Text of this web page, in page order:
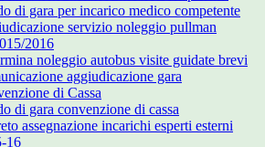
di gara per incarico medico competente
servizio noleggio pullman
2016
noleggio autobus visite guidate brevi
aggiudicazione gara
di Cassa
di gara convenzione di cassa
assegnazione incarichi esperti esterni
16